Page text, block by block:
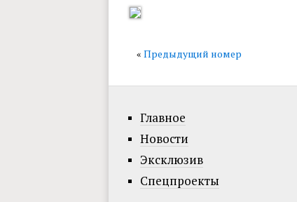
« Предыдущий номер
Главное
Новости
Эксклюзив
Спецпроекты